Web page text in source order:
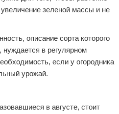
зеленой массы и не
описание сорта которого
в регулярном
если у огородника
урожай.
в августе, стоит